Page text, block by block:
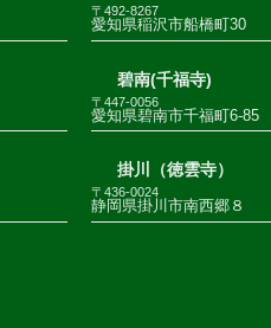
〒492-8267
愛知県稲沢市船橋町30
碧南(千福寺)
〒447-0056
愛知県碧南市千福町6-85
掛川（徳雲寺）
〒436-0024
静岡県掛川市南西郷８